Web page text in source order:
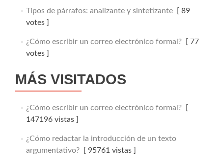
Tipos de párrafos: analizante y sintetizante[ 89
votes ]
¿Cómo escribir un correo electrónico formal?[ 77
votes ]
MÁS VISITADOS
¿Cómo escribir un correo electrónico formal?[
147196 vistas ]
¿Cómo redactar la introducción de un texto
argumentativo?[ 95761 vistas ]